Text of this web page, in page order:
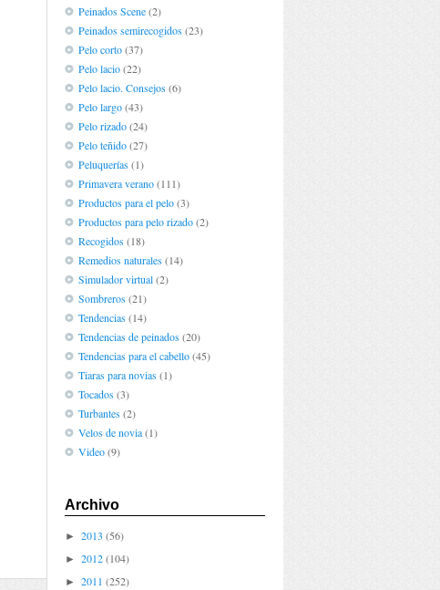
Peinados Scene(2)
Peinados semirecogidos(23)
Pelo corto(37)
Pelo lacio(22)
Pelo lacio. Consejos(6)
Pelo largo(43)
Pelo rizado(24)
Pelo teñido(27)
Peluquerías(1)
Primavera verano(111)
Productos para el pelo(3)
Productos para pelo rizado(2)
Recogidos(18)
Remedios naturales(14)
Simulador virtual(2)
Sombreros(21)
Tendencias(14)
Tendencias de peinados(20)
Tendencias para el cabello(45)
Tiaras para novias(1)
Tocados(3)
Turbantes(2)
Velos de novia(1)
Video(9)
Archivo
► 2013 (56)
► 2012(104)
► 2011 (252)